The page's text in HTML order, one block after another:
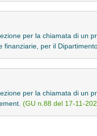
per la chiamata di un
per il
per la chiamata di un
(GU n.88 del 17-11-